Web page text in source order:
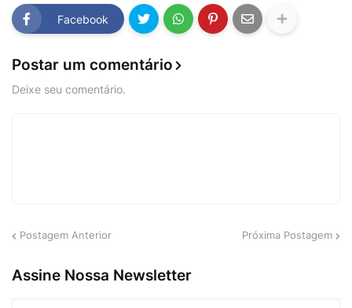
Facebook
Postar um comentário
Deixe seu comentário.
Postagem Anterior Próxima Postagem
Assine Nossa Newsletter